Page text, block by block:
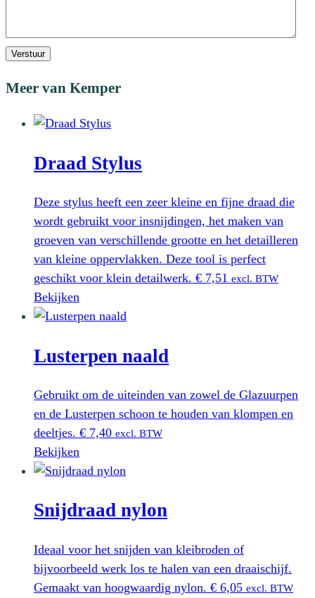
Verstuur
Meer van Kemper
Draad Stylus
Deze stylus heeft een zeer kleine en fijne draad die
wordt gebruikt voor insnijdingen, het maken van
groeven van verschillende grootte en het detailleren
van kleine oppervlakken. Deze tool is perfect
geschikt voor klein detailwerk. € 7,51 excl. BTW
Bekijken
Lusterpen naald
Gebruikt om de uiteinden van zowel de Glazuurpen
en de Lusterpen schoon te houden van klompen en
deeltjes. € 7,40 excl. BTW
Bekijken
Snijdraad nylon
Ideaal voor het snijden van kleibroden of
bijvoorbeeld werk los te halen van een draaischijf.
Gemaakt van hoogwaardig nylon. € 6,05 excl. BTW